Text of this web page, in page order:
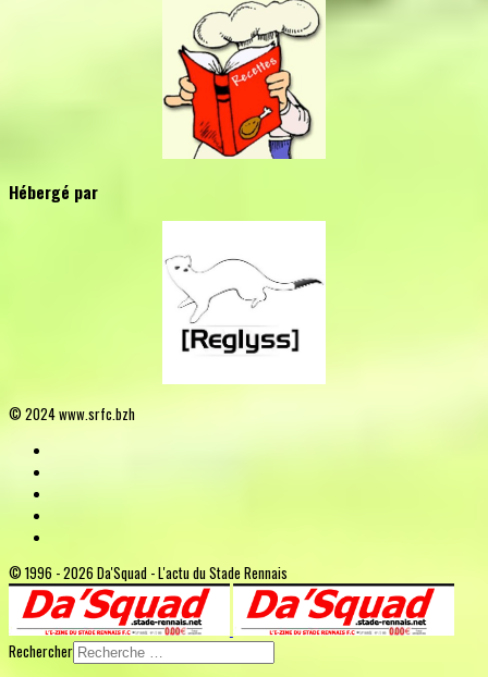
Hébergé par
© 2024 www.srfc.bzh
© 1996 - 2026 Da'Squad - L'actu du Stade Rennais
Rechercher